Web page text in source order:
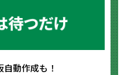
動作成も！